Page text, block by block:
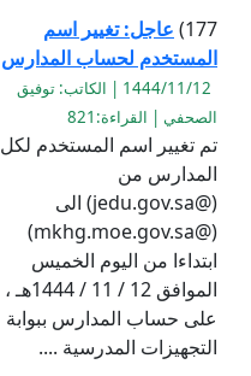
177) عاجل: تغيير اسم
المستخدم لحساب المدارس
1444/11/12 | الكاتب: توفيق
الصحفي | القراءة:821
تم تغيير اسم المستخدم لكل
المدارس من
(@jedu.gov.sa) الى
(@mkhg.moe.gov.sa)
ابتداءا من اليوم الخميس
الموافق 12 / 11 / 1444هـ ،
على حساب المدارس ببوابة
التجهيزات المدرسية ....